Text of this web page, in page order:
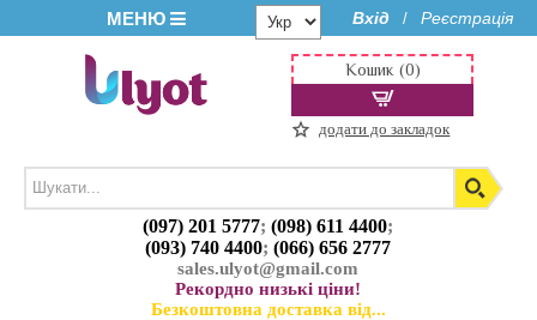
МЕНЮ Вхід / Реєстрація
(097) 201 5777;(098) 611 4400;
(093) 740 4400;(066) 656 2777
sales.ulyot@gmail.com
Рекордно низькі ціни!
Безкоштовна доставка від...
Кошик (0)
додати до закладок